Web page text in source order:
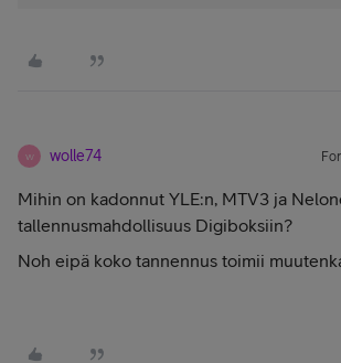
W wolle74
Mihin on kadonnut YLE:n, MTV3 ja
tallennusmahdollisuus Digiboksiin?
Noh eipä koko tannennus toimii